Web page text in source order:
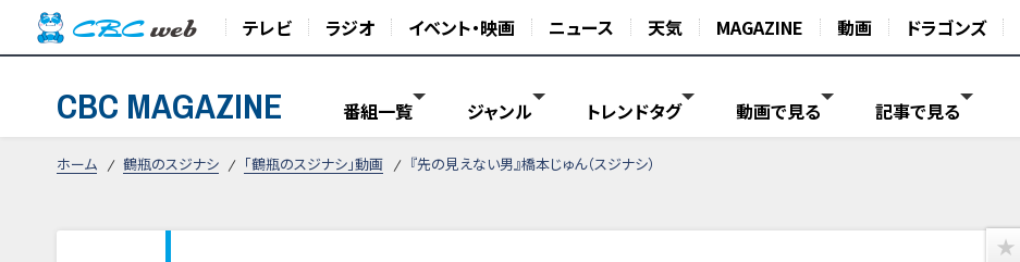
テレビ ラジオ イベント・映画 ニュース 天気 MAGAZINE 動画 ドラゴンズ
CBC MAGAZINE 番組一覧 ジャンル トレンドタグ 動画で見る 記事で見る
ホーム 鶴瓶のスジナシ 「鶴瓶のスジナシ」動画 『先の見えない男』橋本じゅん（スジナシ）